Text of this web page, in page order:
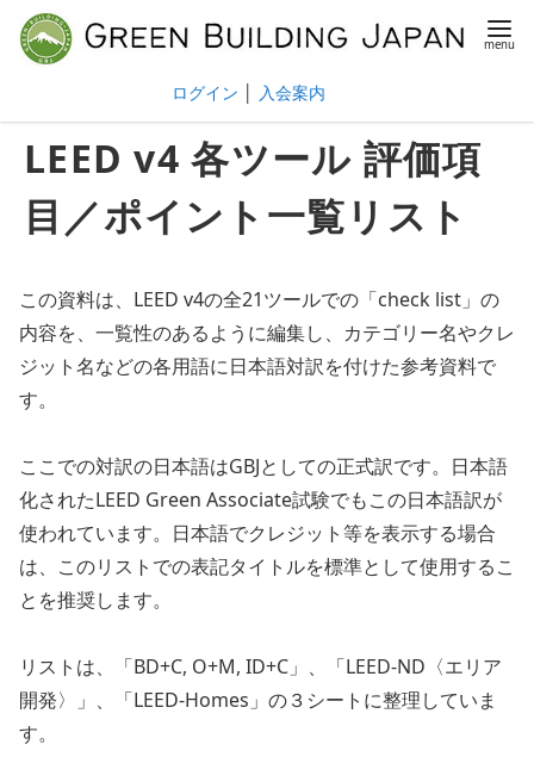
ログイン 入会案内
LEED v4 各ツール 評価項
目／ポイント一覧リスト
この資料は、LEED v4の全21ツールでの「check list」の
内容を、一覧性のあるように編集し、カテゴリー名やクレ
ジット名などの各用語に日本語対訳を付けた参考資料で
す。
ここでの対訳の日本語はGBJとしての正式訳です。日本語
化されたLEED Green Associate試験でもこの日本語訳が
使われています。日本語でクレジット等を表示する場合
は、このリストでの表記タイトルを標準として使用するこ
とを推奨します。
リストは、「BD+C, O+M, ID+C」、「LEED-ND〈エリア
開発〉」、「LEED-Homes」の３シートに整理していま
す。